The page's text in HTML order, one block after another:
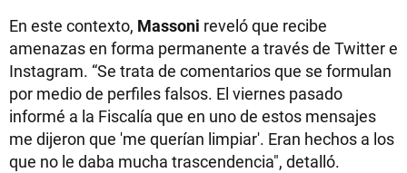
En este contexto, Massoni reveló que recibe
amenazas en forma permanente a través de Twitter e
Instagram. “Se trata de comentarios que se formulan
por medio de perfiles falsos. El viernes pasado
informé a la Fiscalía que en uno de estos mensajes
me dijeron que 'me querían limpiar'. Eran hechos a los
que no le daba mucha trascendencia", detalló.